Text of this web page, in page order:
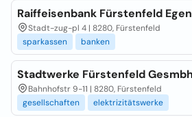
Raiffeisenbank Fürstenfeld Egen
Stadt-zug-pl 4 | 8280, Fürstenfeld
sparkassen
banken
Stadtwerke Fürstenfeld Gesmbh
Bahnhofstr 9-11 | 8280, Fürstenfeld
gesellschaften
elektrizitätswerke